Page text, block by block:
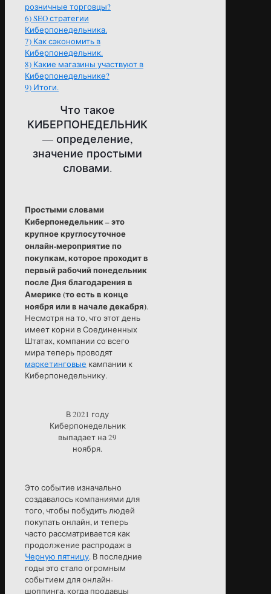
розничные торговцы?
6)SEO стратегии
Киберпонедельника.
7) Как сэкономить в
Киберпонедельник.
8) Какие магазины участвуют в
Киберпонедельнике?
9) Итоги.
Что такое
КИБЕРПОНЕДЕЛЬНИК
— определение,
значение простыми
словами.
Простыми словами
Киберпонедельник – это
крупное круглосуточное
онлайн-мероприятие по
покупкам, которое проходит в
первый рабочий понедельник
после Дня благодарения в
Америке (то есть в конце
ноября или в начале декабря).
Несмотря на то, что этот день
имеет корни в Соединенных
Штатах, компании со всего
мира теперь проводят
маркетинговые кампании к
Киберпонедельнику.
В 2021 году
Киберпонедельник
выпадает на 29
ноября.
Это событие изначально
создавалось компаниями для
того, чтобы побудить людей
покупать онлайн, и теперь
часто рассматривается как
продолжение распродаж в
Черную пятницу. В последние
годы это стало огромным
событием для онлайн-
шоппинга, когда продавцы